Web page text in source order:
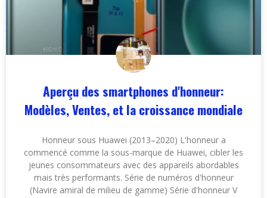
Aperçu des smartphones d'honneur:
Modèles, Ventes, et la croissance mondiale
Honneur sous Huawei (2013–2020) L'honneur a
commencé comme la sous-marque de Huawei, cibler les
jeunes consommateurs avec des appareils abordables
mais très performants. Série de numéros d'honneur
(Navire amiral de milieu de gamme) Série d'honneur V